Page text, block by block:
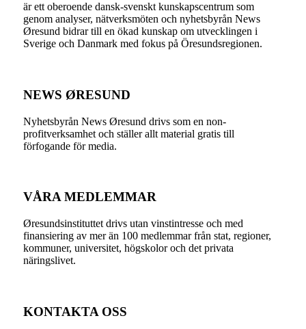
är ett oberoende dansk-svenskt kunskapscentrum som
genom analyser, nätverksmöten och nyhetsbyrån News
Øresund bidrar till en ökad kunskap om utvecklingen i
Sverige och Danmark med fokus på Öresundsregionen.
NEWS ØRESUND
Nyhetsbyrån News Øresund drivs som en non-
profitverksamhet och ställer allt material gratis till
förfogande för media.
VÅRA MEDLEMMAR
Øresundsinstituttet drivs utan vinst­intresse och med
finansiering av mer än 100 medlemmar från stat, regioner,
kommuner, universitet, högskolor och det privata
näringslivet.
KONTAKTA OSS